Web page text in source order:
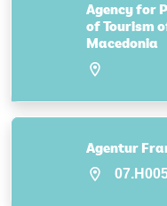
Agency for
of Tourism
Macedonia
Agentur